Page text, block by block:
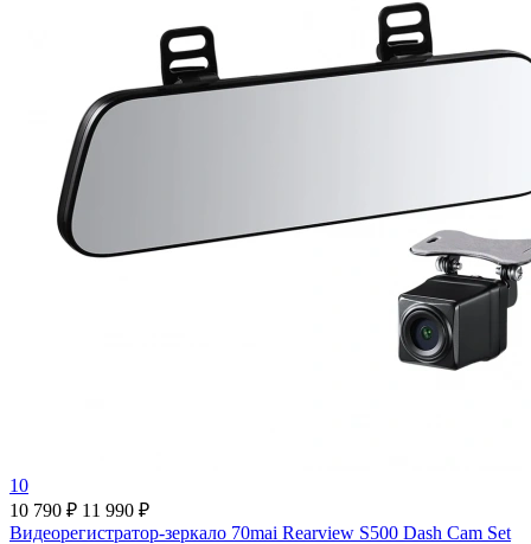
10
10 790 ₽ 11 990 ₽
Видеорегистратор-зеркало 70mai Rearview S500 Dash Cam Set